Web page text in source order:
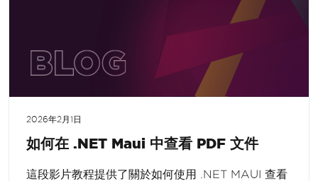
2026年2月1日
如何在 .NET Maui 中查看 PDF 文件
這段影片教程提供了關於如何使用 .NET MAUI 查看